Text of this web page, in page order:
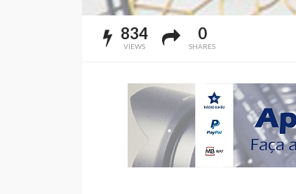
834
VIEWS
0
SHARES